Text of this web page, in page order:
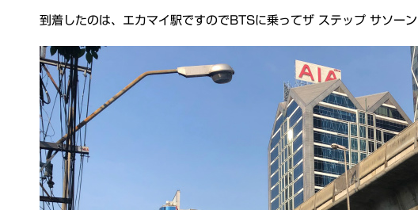
到着したのは、エカマイ駅ですのでBTSに乗ってザ ステップ サソ